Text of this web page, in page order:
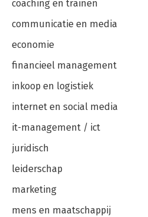
coaching en trainen
communicatie en media
economie
financieel management
inkoop en logistiek
internet en social media
it-management / ict
juridisch
leiderschap
marketing
mens en maatschappij